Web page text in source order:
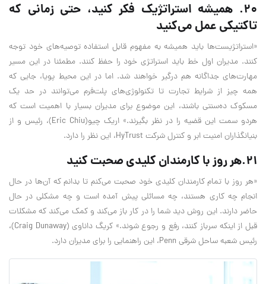
۲۰. همیشه استراتژیک فکر کنید، حتی زمانی که
تاکتیکی عمل می‌کنید
«استراتژیست‌ها باید همیشه به مفهوم قابل استفاده توصیه‌های خود توجه
کنند. مدیران اول خط باید استراتژی خود را حفظ کنند. مطمئنا در این مسیر
مهارت‌های جداگانه هم درگیر خواهند شد. اما در این محیط پویا، جایی که
همه چیز از شرایط تجارت تا تکنولوژی‌های پلت‌‌فرم می‌توانند در حد یک
مسکوک ده‌سنتی باشند، این موضوع برای مدیران بسیار با اهمیت است که
هردو سمت این قضیه را در نظر بگیرند.» اریک چیو(Eric Chiu)، رئيس و از
بنیانگذاران امنیت ابر و کنترل شرکت HyTrust، این نظر را دارد.
۲۱.هر روز با کارمندان کلیدی صحبت کنید
«هر روز با تمام کارمندان کلیدی خود صحبت می‌کنم تا بدانم که آن‌ها در حال
انجام چه کاری هستند، چه مسائلی پیش آمده‌ است و چه مشکلی در حال
حاضر دارند. این روش دید شما را در کار باز می‌کند و کمک می‌کند که مشکلات
قبل از اینکه سرباز کنند، رفع و رجوع شوند.» کریگ داناوی (Craig Dunaway)،
رئیس شعبه ساحل شرقی Penn، این راهنمایی را برای مدیران دارد.